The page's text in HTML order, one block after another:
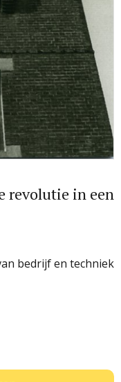
revolutie in een
bedrijf en techniek